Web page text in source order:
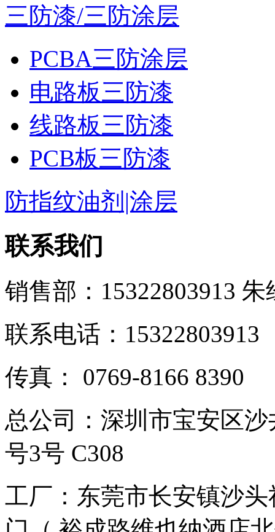
三防漆/三防涂层
PCBA三防涂层
电路板三防漆
线路板三防漆
PCB板三防漆
防指纹油剂|涂层
联系我们
销售部：15322803913 朱
联系电话：15322803913
传真： 0769-8166 8390
总公司：深圳市宝安区
号3号 C308
工厂：东莞市长安镇沙